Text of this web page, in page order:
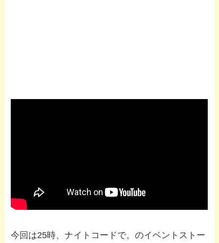
今回は25時、ナイトコードで。のイベントストー